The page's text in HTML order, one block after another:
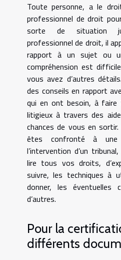
Toute personne, a le
professionnel de droit
sorte de situation
professionnel de droit, il
rapport à un sujet ou
compréhension est
vous avez d’autres
des conseils en rapport
qui en ont besoin, à faire
litigieux à travers des
chances de vous en
êtes confronté à une
l’intervention d’un
lire tous vos droits,
suivre, les techniques à
donner, les éventuelles
d’autres.
Pour la
différents